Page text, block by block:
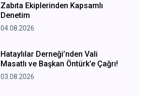
Zabıta Ekiplerinden Kapsamlı
Denetim
04.08.2026
Hataylılar Derneği’nden Vali
Masatlı ve Başkan Öntürk’e Çağrı!
03.08.2026